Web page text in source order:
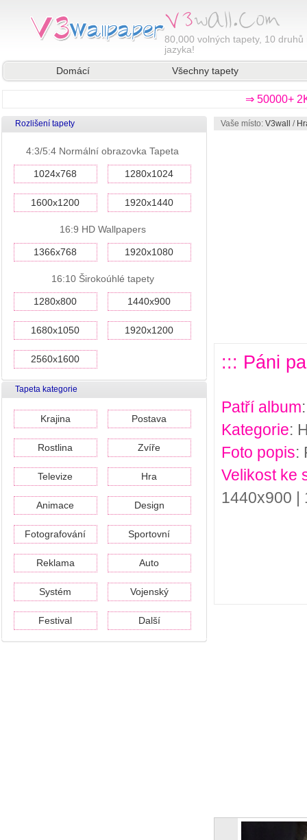
80,000 volných tapety, 10 druhů
jazyka!
Domácí
Všechny tapety
⇒ 50000+
Rozlišení tapety
4:3/5:4 Normální obrazovka Tapeta
1024x768 1280x1024
1600x1200 1920x1440
16:9 HD Wallpapers
1366x768 1920x1080
16:10 Širokoúhlé tapety
1280x800 1440x900
1680x1050 1920x1200
2560x1600
Tapeta kategorie
Krajina Postava
Rostlina Zvíře
Televize Hra
Animace Design
Fotografování Sportovní
Reklama Auto
Systém Vojenský
Festival Další
Vaše místo: V3wall /
::: Páni
Patří album
Kategorie:
Foto popis:
Velikost ke
1440x900 |